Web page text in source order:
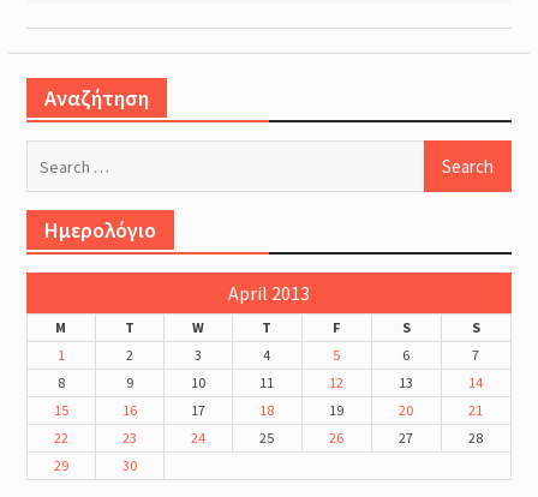
Αναζήτηση
Ημερολόγιο
April 2013
M T W T F S
S
1
2 3 4 5 6
7
8
9 10 11 12 13
14
15
16 17 18 19 20
21
22
23 24 25 26 27
28
29
30